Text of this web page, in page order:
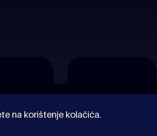
na korištenje kolačića.